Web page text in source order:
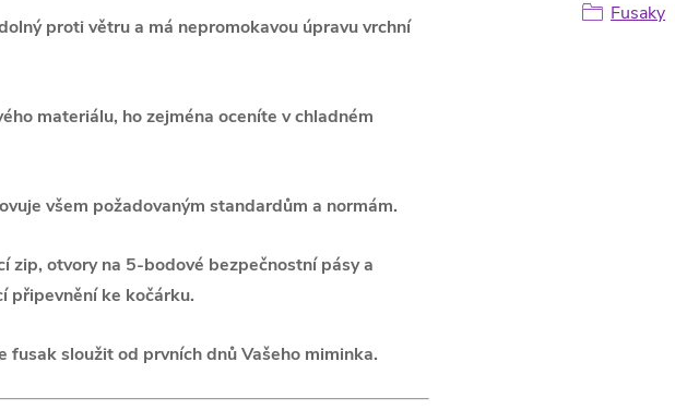
proti větru a má nepromokavou úpravu vrchní
materiálu, ho zejména oceníte v chladném
všem požadovaným standardům a normám.
zip, otvory na 5-bodové bezpečnostní pásy a
připevnění ke kočárku.
fusak sloužit od prvních dnů Vašeho miminka.
Fusaky